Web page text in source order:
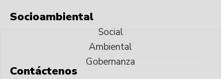
Socioambiental
Social
Ambiental
Gobernanza
Contáctenos